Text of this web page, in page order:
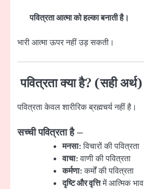
पवित्रता आत्मा को हल्का बनाती है।
भारी आत्मा ऊपर नहीं उड़ सकती।
पवित्रता क्या है? (सही अर्थ)
पवित्रता केवल शारीरिक ब्रह्मचर्य नहीं है।
सच्ची पवित्रता है –
मनसा: विचारों की पवित्रता
वाचा: वाणी की पवित्रता
कर्मणा: कर्मों की पवित्रता
दृष्टि और वृत्तिमें आत्मिक भाव